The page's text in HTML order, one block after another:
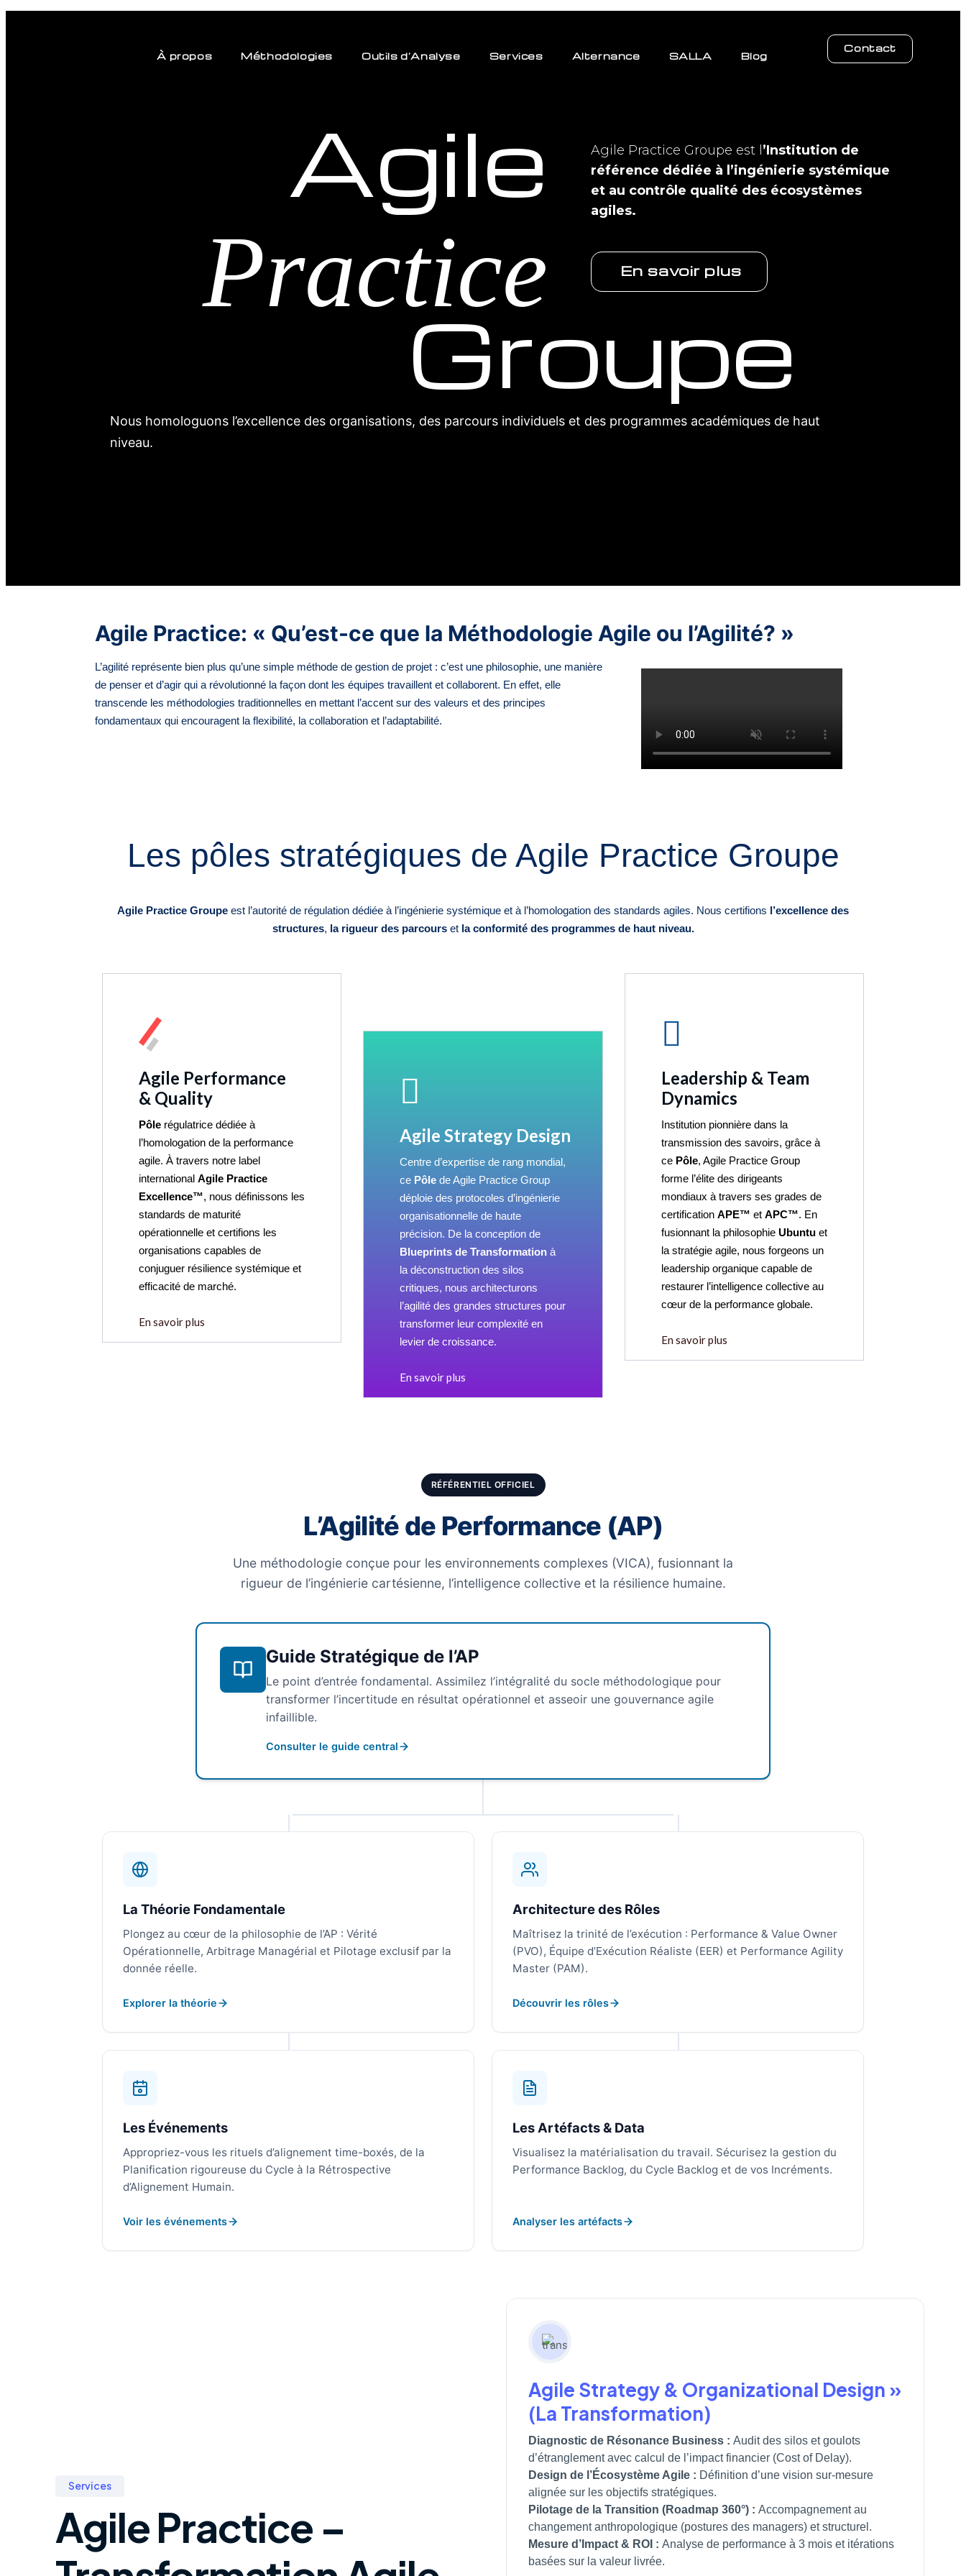
À propos Méthodologies Outils d’Analyse Services Alternance SALLA Blog
Contact
Agile Agile Practice Groupe est l ’Institution de
référence dédiée à l’ingénierie systémique
et au contrôle qualité des écosystèmes
agiles.
Practice En savoir plus
Groupe
Nous homologuons l’excellence des organisations, des parcours individuels et des programmes académiques de haut
niveau.
Agile Practice: « Qu’est-ce que la Méthodologie Agile ou l’Agilité? »
L’agilité représente bien plus qu’une simple méthode de gestion de projet : c’est une philosophie, une manière
de penser et d’agir qui a révolutionné la façon dont les équipes travaillent et collaborent. En effet, elle
transcende les méthodologies traditionnelles en mettant l’accent sur des valeurs et des principes
fondamentaux qui encouragent la flexibilité, la collaboration et l’adaptabilité.
Les pôles stratégiques de Agile Practice Groupe
Agile Practice Groupe est l’autorité de régulation dédiée à l’ingénierie systémique et à l’homologation des standards agiles. Nous certifions l’excellence des
structures, la rigueur des parcourset la conformité des programmes de haut niveau.
Agile Performance
& Quality
Pôle régulatrice dédiée à
l’homologation de la performance
agile. À travers notre label
international Agile Practice
Excellence™, nous définissons les
standards de maturité
opérationnelle et certifions les
organisations capables de
conjuguer résilience systémique et
efficacité de marché.
En savoir plus
Agile Strategy Design
Centre d’expertise de rang mondial,
ce Pôle de Agile Practice Group
déploie des protocoles d’ingénierie
organisationnelle de haute
précision. De la conception de
Blueprints de Transformation à
la déconstruction des silos
critiques, nous architecturons
l’agilité des grandes structures pour
transformer leur complexité en
levier de croissance.
En savoir plus
Leadership & Team
Dynamics
Institution pionnière dans la
transmission des savoirs, grâce à
ce Pôle, Agile Practice Group
forme l’élite des dirigeants
mondiaux à travers ses grades de
certification APE™ et APC™. En
fusionnant la philosophie Ubuntuet
la stratégie agile, nous forgeons un
leadership organique capable de
restaurer l’intelligence collective au
cœur de la performance globale.
En savoir plus
RÉFÉRENTIEL OFFICIEL
L’Agilité de Performance (AP)
Une méthodologie conçue pour les environnements complexes (VICA), fusionnant la
rigueur de l’ingénierie cartésienne, l’intelligence collective et la résilience humaine.
Guide Stratégique de l’AP
Le point d’entrée fondamental. Assimilez l’intégralité du socle méthodologique pour
transformer l’incertitude en résultat opérationnel et asseoir une gouvernance agile
infaillible.
Consulter le guide central
La Théorie Fondamentale
Plongez au cœur de la philosophie de l’AP : Vérité
Opérationnelle, Arbitrage Managérial et Pilotage exclusif par la
donnée réelle.
Explorer la théorie
Architecture des Rôles
Maîtrisez la trinité de l’exécution : Performance & Value Owner
(PVO), Équipe d’Exécution Réaliste (EER) et Performance Agility
Master (PAM).
Découvrir les rôles
Les Événements
Appropriez-vous les rituels d’alignement time-boxés, de la
Planification rigoureuse du Cycle à la Rétrospective
d’Alignement Humain.
Voir les événements
Les Artéfacts & Data
Visualisez la matérialisation du travail. Sécurisez la gestion du
Performance Backlog, du Cycle Backlog et de vos Incréments.
Analyser les artéfacts
Services
Agile Practice –
Agile Strategy & Organizational Design »
(La Transformation)
Diagnostic de Résonance Business : Audit des silos et goulots
d’étranglement avec calcul de l’impact financier (Cost of Delay).
Design de l’Écosystème Agile : Définition d’une vision sur-mesure
alignée sur les objectifs stratégiques.
Pilotage de la Transition (Roadmap 360°) : Accompagnement au
changement anthropologique (postures des managers) et structurel.
Mesure d’Impact & ROI : Analyse de performance à 3 mois et itérations
basées sur la valeur livrée.